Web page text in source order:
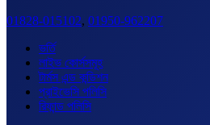
01828-015102, 01950-962207
ভর্তি
লাইভ কোর্সসমূহ
টার্মস এন্ড কন্ডিশন
প্রাইভেসি পলিসি
রিফান্ড পলিসি